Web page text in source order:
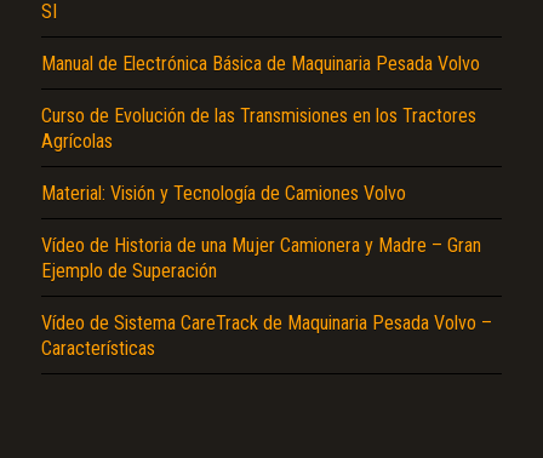
SI
Manual de Electrónica Básica de Maquinaria Pesada Volvo
Curso de Evolución de las Transmisiones en los Tractores
Agrícolas
Material: Visión y Tecnología de Camiones Volvo
Vídeo de Historia de una Mujer Camionera y Madre – Gran
Ejemplo de Superación
Vídeo de Sistema CareTrack de Maquinaria Pesada Volvo –
Características
El Título es incorrecto según el contenido.
Texto o Imagen de portada son erróneos.
No carga o no se visualiza el contenido.
Reportar otro tipo de error...